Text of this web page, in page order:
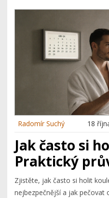
Radomír Suchý 18
Jak často si
Praktický
Zjistěte, jak často si holit
nejbezpečnější a jak pečovat